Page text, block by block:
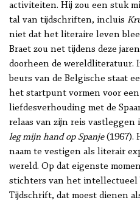
activiteiten. Hij zou een stuk
tal van tijdschriften, incluis
niet dat het literaire leven
Braet zou net tijdens deze
doorheen de wereldliteratuur.
beurs van de Belgische staat
het startpunt vormen voor
liefdesverhouding met de
relaas van zijn reis vastleggen
leg mijn hand op Spanje(1967).
naam te vestigen als literair
wereld. Op dat eigenste
stichters van het intellectueel
Tijdschrift, dat moest dienen